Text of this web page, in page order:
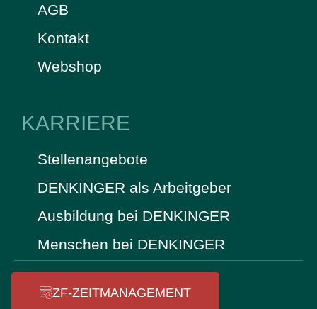
AGB
Kontakt
Webshop
KARRIERE
Stellenangebote
DENKINGER als Arbeitgeber
Ausbildung bei DENKINGER
Menschen bei DENKINGER
ZF-ZEITMANAGEMENT